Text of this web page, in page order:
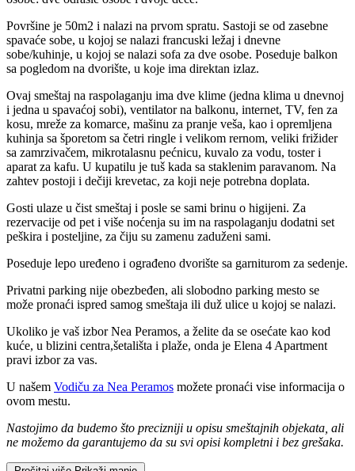
Površine je 50m2 i nalazi na prvom spratu. Sastoji se od zasebne
spavaće sobe, u kojoj se nalazi francuski ležaj i dnevne
sobe/kuhinje, u kojoj se nalazi sofa za dve osobe. Poseduje balkon
sa pogledom na dvorište, u koje ima direktan izlaz.
Ovaj smeštaj na raspolaganju ima dve klime (jedna klima u dnevnoj
i jedna u spavaćoj sobi), ventilator na balkonu, internet, TV, fen za
kosu, mreže za komarce, mašinu za pranje veša, kao i opremljena
kuhinja sa šporetom sa četri ringle i velikom rernom, veliki frižider
sa zamrzivačem, mikrotalasnu pećnicu, kuvalo za vodu, toster i
aparat za kafu. U kupatilu je tuš kada sa staklenim paravanom. Na
zahtev postoji i dečiji krevetac, za koji neje potrebna doplata.
Gosti ulaze u čist smeštaj i posle se sami brinu o higijeni. Za
rezervacije od pet i više noćenja su im na raspolaganju dodatni set
peškira i posteljine, za čiju su zamenu zaduženi sami.
Poseduje lepo uređeno i ograđeno dvorište sa garniturom za sedenje.
Privatni parking nije obezbeđen, ali slobodno parking mesto se
može pronaći ispred samog smeštaja ili duž ulice u kojoj se nalazi.
Ukoliko je vaš izbor Nea Peramos, a želite da se osećate kao kod
kuće, u blizini centra,šetališta i plaže, onda je Elena 4 Apartment
pravi izbor za vas.
U našem Vodiču za Nea Peramos možete pronaći vise informacija o
ovom mestu.
Nastojimo da budemo što precizniji u opisu smeštajnih objekata, ali
ne možemo da garantujemo da su svi opisi kompletni i bez grešaka.